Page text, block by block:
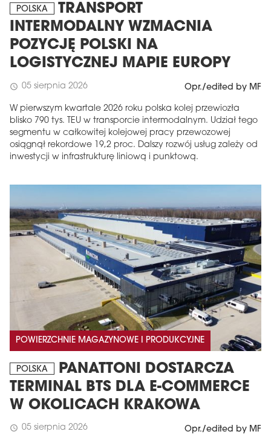
POLSKA
TRANSPORT
INTERMODALNY WZMACNIA
POZYCJĘ POLSKI NA
LOGISTYCZNEJ MAPIE EUROPY
schedule 05 sierpnia 2026 Opr./edited by MF
W pierwszym kwartale 2026 roku polska kolej przewiozła
blisko 790 tys. TEU w transporcie intermodalnym. Udział tego
segmentu w całkowitej kolejowej pracy przewozowej
osiągnął rekordowe 19,2 proc. Dalszy rozwój usług zależy od
inwestycji w infrastrukturę liniową i punktową.
POWIERZCHNIE MAGAZYNOWE I PRODUKCYJNE
POLSKA
PANATTONI DOSTARCZA
TERMINAL BTS DLA E-COMMERCE
W OKOLICACH KRAKOWA
schedule 05 sierpnia 2026 Opr./edited by MF